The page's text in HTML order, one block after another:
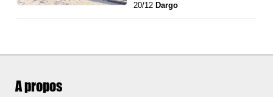
20/12 Dargo
A propos